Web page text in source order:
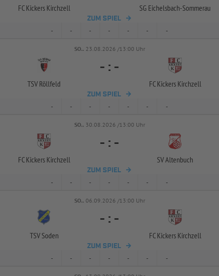
FC Kickers Kirchzell SG Eichelsbach-Sommerau
ZUM SPIEL
- - - - - - -
SO.. 23.08.2026 /13:00 Uhr
TSV Röllfeld
- : -
FC Kickers Kirchzell
ZUM SPIEL
- - - - - - -
SO.. 30.08.2026 /13:00 Uhr
FC Kickers Kirchzell
- : -
SV Altenbuch
ZUM SPIEL
- - - - - - -
SO.. 06.09.2026 /13:00 Uhr
TSV Soden
- : -
FC Kickers Kirchzell
ZUM SPIEL
- - - - - - -